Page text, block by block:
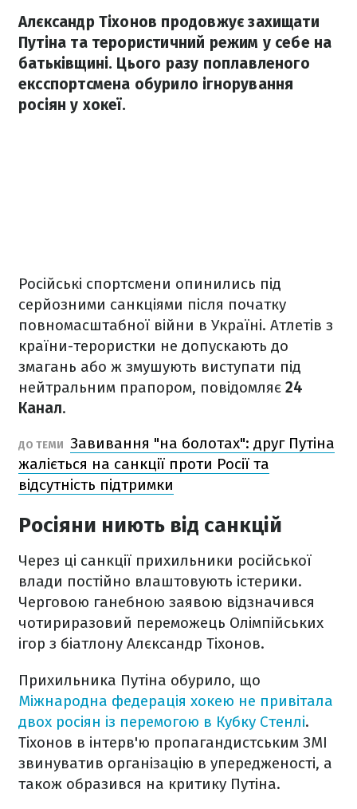
Алєксандр Тіхонов продовжує захищати
Путіна та терористичний режим у себе на
батьківщині. Цього разу поплавленого
ексспортсмена обурило ігнорування
росіян у хокеї.
Російські спортсмени опинились під
серйозними санкціями після початку
повномасштабної війни в Україні. Атлетів з
країни-терористки не допускають до
змагань або ж змушують виступати під
нейтральним прапором, повідомляє 24
Канал.
ДО ТЕМИ Завивання "на болотах": друг Путіна
жаліється на санкції проти Росії та
відсутність підтримки
Росіяни ниють від санкцій
Через ці санкції прихильники російської
влади постійно влаштовують істерики.
Черговою ганебною заявою відзначився
чотириразовий переможець Олімпійських
ігор з біатлону Алєксандр Тіхонов.
Прихильника Путіна обурило, що
Міжнародна федерація хокею не привітала
двох росіян із перемогою в Кубку Стенлі.
Тіхонов в інтерв'ю пропагандистським ЗМІ
звинуватив організацію в упередженості, а
також образився на критику Путіна.